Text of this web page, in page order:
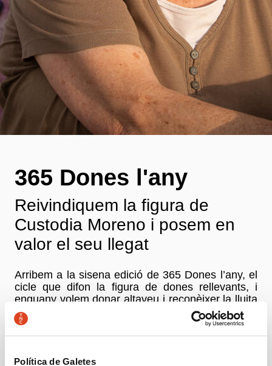
Política de Galetes
365 Dones l'any
Reivindiquem la figura de
Custodia Moreno i posem en
valor el seu llegat
Arribem a la sisena edició de 365 Dones l’any, el
cicle que difon la figura de dones rellevants, i
enguany volem donar altaveu i reconèixer la lluita
de Custodia Moreno, activista barcelonina i veu
essencial de les lluites veïnals i feministes de la
ciutat.
La seva trajectòria, marcada per la defensa del